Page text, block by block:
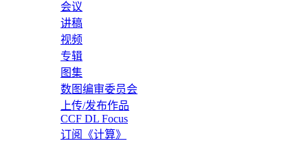
会议
讲稿
视频
专辑
图集
数图编审委员会
上传/发布作品
CCF DL Focus
订阅《计算》